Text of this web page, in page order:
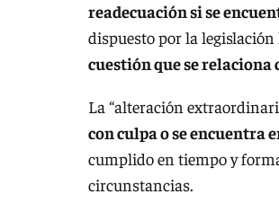
readecuación si se
dispuesto por la legislación
cuestión que se relaciona
La “alteración
con culpa o se encuentra
cumplido en tiempo y
circunstancias.